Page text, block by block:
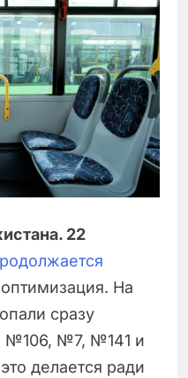
22
На
сразу
№106, №7, №141 и
делается ради